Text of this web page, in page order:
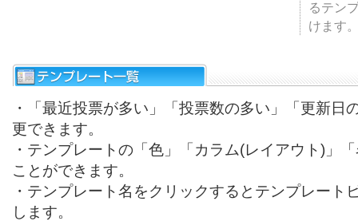
るテン
けます
・「最近投票が多い」「投票数の多い」「更新日
更できます。
・テンプレートの「色」「カラム(レイアウト)」
ことができます。
・テンプレート名をクリックするとテンプレート
します。